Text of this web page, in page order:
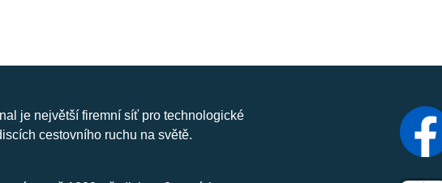
je největší firemní síť pro technologické
cestovního ruchu na světě.